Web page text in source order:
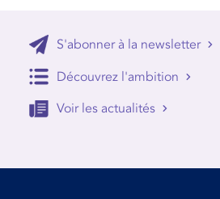
S'abonner à la newsletter
Découvrez l'ambition
Voir les actualités